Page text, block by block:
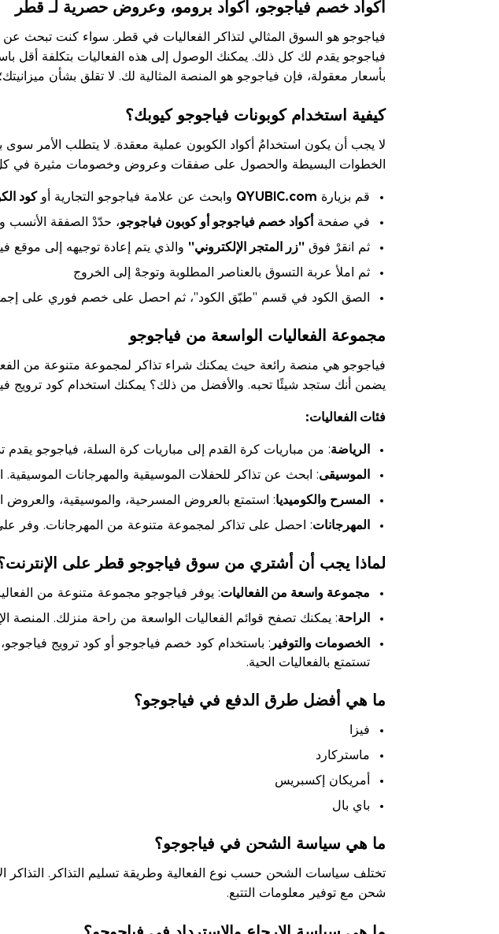
أكواد خصم فياجوجو، أكواد برومو، وعروض حصرية لـ قطر
فياجوجو هو السوق المثالي لتذاكر الفعاليات في قطر. سواء كنت تبحث
فياجوجو يقدم لك كل ذلك. يمكنك الوصول إلى هذه الفعاليات بتكلفة أقل
بأسعار معقولة، فإن فياجوجو هو المنصة المثالية لك. لا تقلق بشأن
كيفية استخدام كوبونات فياجوجو كيوبك؟
لا يجب أن يكون استخدامُ أكواد الكوبون عملية معقدة. لا يتطلب الأمر
الخطوات البسيطة والحصول على صفقات وعروض وخصومات مثيرة في كل
قم بزيارة QYUBIC.com وابحث عن علامة فياجوجو التجارية أو كود
في صفحة
أكواد خصم فياجوجو أو كوبون فياجوجو، حدّدْ الصفقة الأنسب
ثم انقرْ فوق "زر المتجر الإلكتروني" والذي يتم إعادة توجيهه إلى موقع
ثم املأ عربة التسوق بالعناصر المطلوبة وتوجهْ إلى الخروج
الصق الكود في قسم "طبّق الكود"، ثم احصل على خصم فوري على
مجموعة الفعاليات الواسعة من فياجوجو
فياجوجو هي منصة رائعة حيث يمكنك شراء تذاكر لمجموعة متنوعة من
يضمن أنك ستجد شيئًا تحبه. والأفضل من ذلك؟ يمكنك استخدام كود ترويج
فئات الفعاليات:
الرياضة: من مباريات كرة القدم إلى مباريات كرة السلة، فياجوجو يقدم
الموسيقى: ابحث عن تذاكر للحفلات الموسيقية والمهرجانات
المسرح والكوميديا: استمتع بالعروض المسرحية، والموسيقية، والعروض
المهرجانات: احصل على تذاكر لمجموعة متنوعة من المهرجانات. وفر
لماذا يجب أن أشتري من سوق فياجوجو قطر على
مجموعة واسعة من الفعاليات: يوفر فياجوجو مجموعة متنوعة من
الراحة: يمكنك تصفح قوائم الفعاليات الواسعة من راحة منزلك. المنصة
الخصومات والتوفير : باستخدام كود خصم فياجوجو أو كود ترويج
تستمتع بالفعاليات الحية.
ما هي أفضل طرق الدفع في فياجوجو؟
فيزا
ماستركارد
أمريكان إكسبريس
باي بال
ما هي سياسة الشحن في فياجوجو؟
تختلف سياسات الشحن حسب نوع الفعالية وطريقة تسليم التذاكر. التذاكر
شحن مع توفير معلومات التتبع.